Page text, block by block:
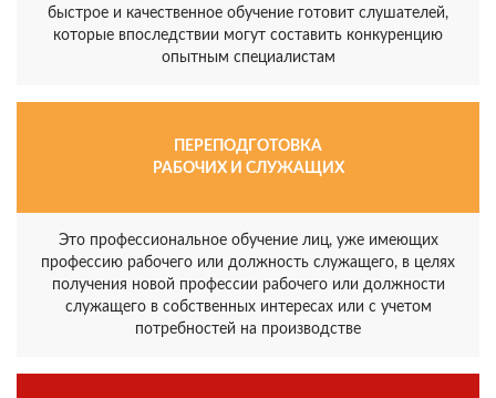
быстрое и качественное обучение готовит слушателей,
которые впоследствии могут составить конкуренцию
опытным специалистам
ПЕРЕПОДГОТОВКА
РАБОЧИХ И СЛУЖАЩИХ
Это профессиональное обучение лиц, уже имеющих
профессию рабочего или должность служащего, в целях
получения новой профессии рабочего или должности
служащего в собственных интересах или с учетом
потребностей на производстве